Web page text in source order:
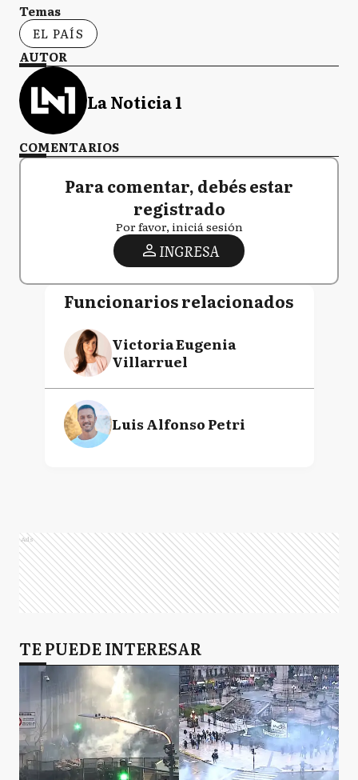
Temas
EL PAÍS
AUTOR
La Noticia 1
COMENTARIOS
Para comentar, debés estar
registrado
Por favor, iniciá sesión
INGRESA
Funcionarios relacionados
Victoria Eugenia
Villarruel
Luis Alfonso Petri
Ads
TE PUEDE INTERESAR